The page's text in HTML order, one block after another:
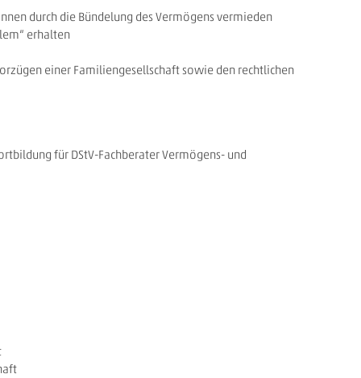
durch die Bündelung des Vermögens vermieden
erhalten
einer Familiengesellschaft sowie den rechtlichen
für DStV-Fachberater Vermögens- und